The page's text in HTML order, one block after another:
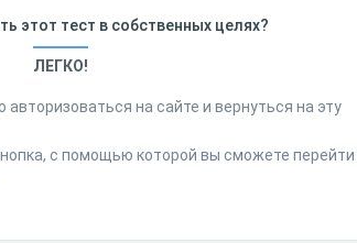
этот тест в собственных целях?
ЛЕГКО!
на сайте и вернуться на эту
с помощью которой вы сможете перейти